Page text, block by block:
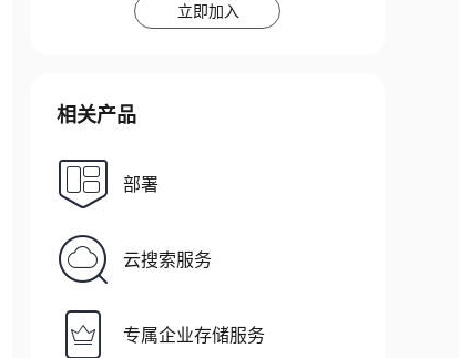
立即加入
相关产品
部署
云搜索服务
专属企业存储服务